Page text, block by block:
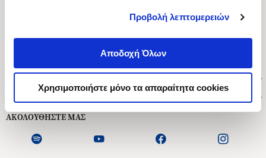
Προβολή λεπτομερειών
Αποδοχή Όλων
Χρησιμοποιήστε μόνο τα απαραίτητα cookies
Ασκληπιού 1-3, Αθήνα 106 79
Δευτέρα - Παρασκευή 09:00-21:00
Εξυπηρέτηση Πελατών
ΑΚΟΛΟΥΘΗΣΤΕ ΜΑΣ